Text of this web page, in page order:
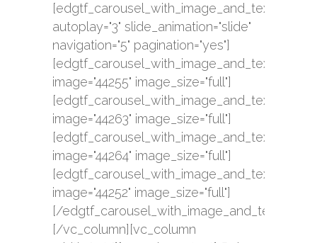
[edgtf_carousel_with_image_and_text
autoplay="3" slide_animation="slide"
navigation="5" pagination="yes"]
[edgtf_carousel_with_image_and_text_single
image="44255" image_size="full"]
[edgtf_carousel_with_image_and_text_single
image="44263" image_size="full"]
[edgtf_carousel_with_image_and_text_single
image="44264" image_size="full"]
[edgtf_carousel_with_image_and_text_single
image="44252" image_size="full"]
[/edgtf_carousel_with_image_and_text]
[/vc_column][vc_column